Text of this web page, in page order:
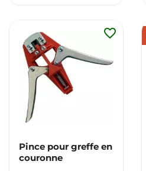
Pince pour greffe en
couronne
favorite_border